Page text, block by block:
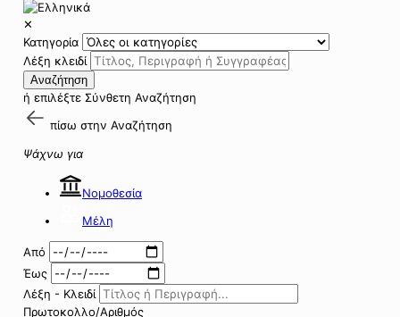
✕
Κατηγορία
Λέξη κλειδί
Αναζήτηση
ή επιλέξτε Σύνθετη Αναζήτηση
πίσω στην Αναζήτηση
Ψάχνω για
Νομοθεσία
Μέλη
Από
Έως
Λέξη - Κλειδί
Πρωτοκολλο/Αριθμός